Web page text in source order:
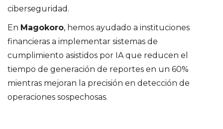
ciberseguridad.
En Magokoro, hemos ayudado a instituciones
financieras a implementar sistemas de
cumplimiento asistidos por IA que reducen el
tiempo de generación de reportes en un 60%
mientras mejoran la precisión en detección de
operaciones sospechosas.